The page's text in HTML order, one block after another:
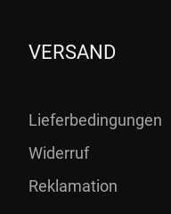
VERSAND
Lieferbedingungen
Widerruf
Reklamation